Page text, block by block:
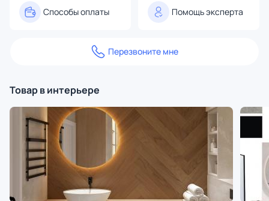
Способы оплаты Помощь эксперта
Перезвоните мне
Товар в интерьере